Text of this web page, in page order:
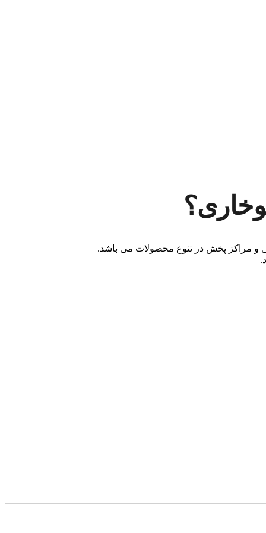
و مراکز پخش در تنوع محصولات می باشد.